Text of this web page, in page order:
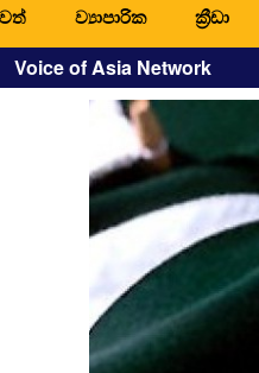
ව්‍යාපාරික ක්‍රීඩා
Voice of Asia Network